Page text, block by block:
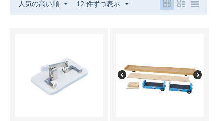
人気の高い順 12 件ずつ表示